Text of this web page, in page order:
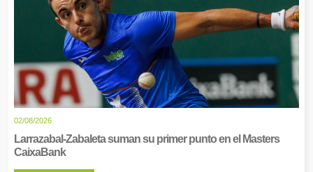
02/08/2026
Larrazabal-Zabaleta suman su primer punto en el Masters
CaixaBank